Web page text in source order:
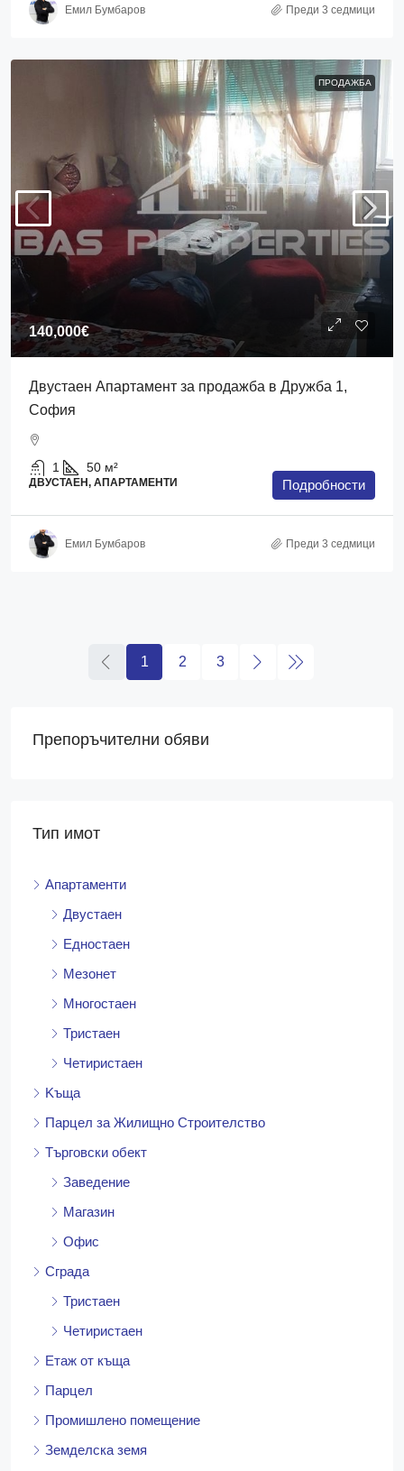
Емил Бумбаров Преди 3 седмици
ПРОДАЖБА
140,000€
Двустаен Апартамент за продажба в Дружба 1,
София
1 50 м²
ДВУСТАЕН, АПАРТАМЕНТИ Подробности
Емил Бумбаров Преди 3 седмици
1 2 3
Препоръчителни обяви
Тип имот
Апартаменти
Двустаен
Едностаен
Мезонет
Многостаен
Тристаен
Четиристаен
Kъща
Парцел за Жилищно Строителство
Търговски обект
Заведение
Магазин
Офис
Сграда
Тристаен
Четиристаен
Етаж от къща
Парцел
Промишлено помещение
Земделска земя